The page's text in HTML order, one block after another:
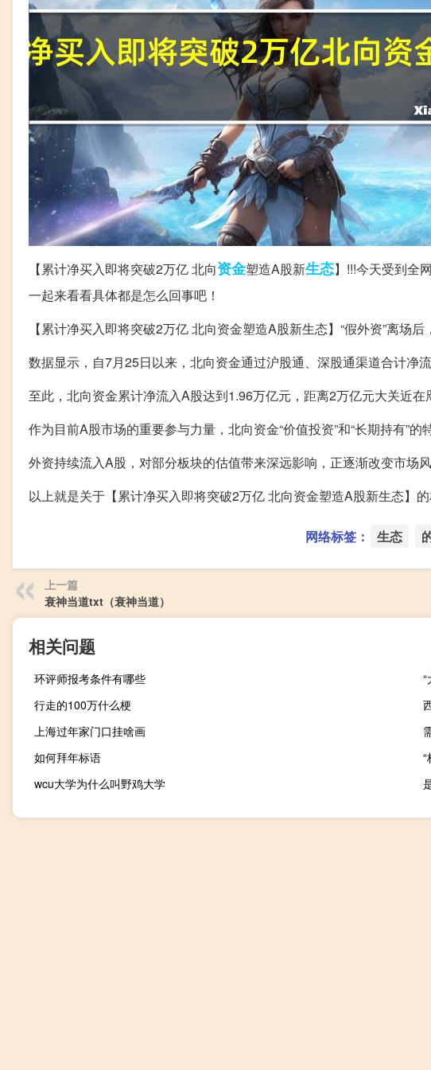
【累计净买入即将突破2万亿 北向资金塑造A股新生态】!!!今天受到全
一起来看看具体都是怎么回事吧！
【累计净买入即将突破2万亿 北向资金塑造A股新生态】“假外资”离场后
数据显示，自7月25日以来，北向资金通过沪股通、深股通渠道合计净流
至此，北向资金累计净流入A股达到1.96万亿元，距离2万亿元大关近在
作为目前A股市场的重要参与力量，北向资金“价值投资”和“长期持有”的
外资持续流入A股，对部分板块的估值带来深远影响，正逐渐改变市场
以上就是关于【累计净买入即将突破2万亿 北向资金塑造A股新生态】
网络标签： 生态
上一篇
衰神当道txt（衰神当道）
相关问题
环评师报考条件有哪些
行走的100万什么梗
上海过年家门口挂啥画
如何拜年标语
wcu大学为什么叫野鸡大学